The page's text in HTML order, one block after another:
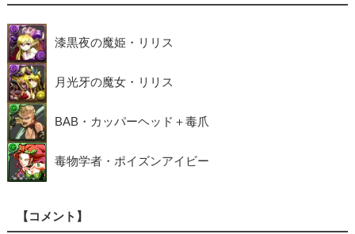
漆黒夜の魔姫・リリス
月光牙の魔女・リリス
BAB・カッパーヘッド＋毒爪
毒物学者・ポイズンアイビー
【コメント】